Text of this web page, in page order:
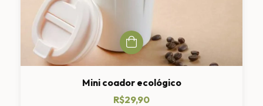
Mini coador ecológico
R$29,90